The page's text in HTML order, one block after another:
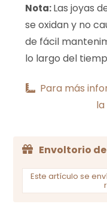
Nota:Las joyas
se oxidan y no
de fácil
lo largo del
Para más
la
Envoltorio
Este artículo se